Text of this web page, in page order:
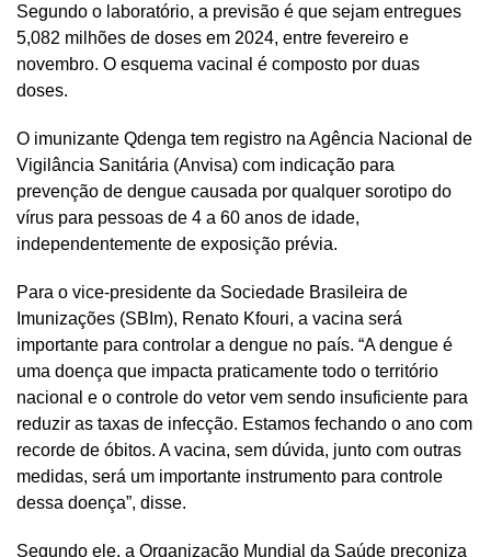
Segundo o laboratório, a previsão é que sejam entregues
5,082 milhões de doses em 2024, entre fevereiro e
novembro. O esquema vacinal é composto por duas
doses.
O imunizante Qdenga tem registro na Agência Nacional de
Vigilância Sanitária (Anvisa) com indicação para
prevenção de dengue causada por qualquer sorotipo do
vírus para pessoas de 4 a 60 anos de idade,
independentemente de exposição prévia.
Para o vice-presidente da Sociedade Brasileira de
Imunizações (SBIm), Renato Kfouri, a vacina será
importante para controlar a dengue no país. “A dengue é
uma doença que impacta praticamente todo o território
nacional e o controle do vetor vem sendo insuficiente para
reduzir as taxas de infecção. Estamos fechando o ano com
recorde de óbitos. A vacina, sem dúvida, junto com outras
medidas, será um importante instrumento para controle
dessa doença”, disse.
Segundo ele, a Organização Mundial da Saúde preconiza